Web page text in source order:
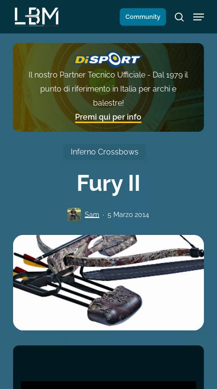
Salta
contenuto
principale
Community
search
Menu
Il nostro Partner Tecnico Ufficiale - Dal 1979 il
punto di riferimento in Italia per archi e
balestre!
Premi qui per info
Inferno Crossbows
Fury II
Sam 5 Marzo 2014